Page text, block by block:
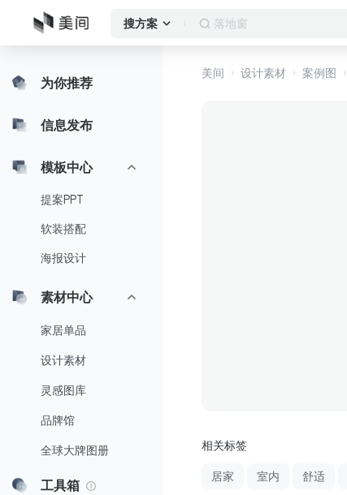
搜方案 落地窗
为你推荐
信息发布
模板中心
提案PPT
软装搭配
海报设计
素材中心
家居单品
设计素材
灵感图库
品牌馆
全球大牌图册
工具箱
美间 设计素材 案例图
相关标签
居家 室内 舒适